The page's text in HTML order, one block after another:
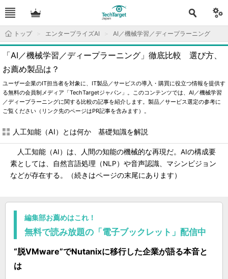
トップ エンタープライズAI AI／機械学習／ディープラーニング
「AI／機械学習／ディープラーニング」徹底比較 選び方、
お薦め製品は？
ユーザー企業のIT担当者を対象に、IT製品／サービスの導入・購買に役立つ情報を提供す
る無料の会員制メディア「TechTargetジャパン」。このコンテンツでは、AI／機械学習
／ディープラーニングに関する比較の記事を紹介します。製品／サービス選定の参考に
ご覧ください（リンク先のページはPR記事を含みます）。
人工知能（AI）とは何か 基礎知識を解説
人工知能（AI）は、人間の知能の機械的な再現だ。AIの構成要
素としては、自然言語処理（NLP）や音声認識、マシンビジョン
などが存在する。（続きはページの末尾にあります）
編集部お薦めはこれ！
無料で読み放題の「電子ブックレット」配信中
“脱VMware”でNutanixに移行した企業が語る本音と
は